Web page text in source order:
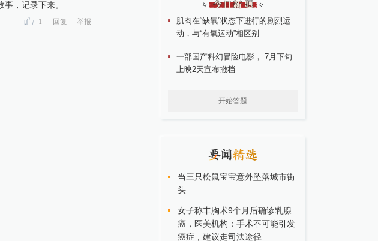
，记录下来。
1 回复 举报
肌肉在“缺氧”状态下进行的剧烈运
动，与“有氧运动”相区别
一部国产科幻冒险电影， 7月下旬
上映2天宣布撤档
开始答题
当三只松鼠宝宝意外坠落城市街
头
女子称丰胸术9个月后确诊乳腺
癌，医美机构：手术不可能引发
癌症，建议走司法途径